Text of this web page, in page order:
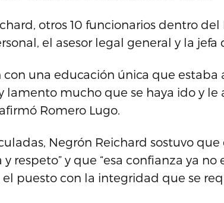
otros 10 funcionarios dentro del
el asesor legal general y la jefa
con una educación única que estaba
lamento mucho que se haya ido y le
Romero Lugo.
Negrón Reichard sostuvo
respeto” y que “esa confianza ya no
puesto con la integridad que se